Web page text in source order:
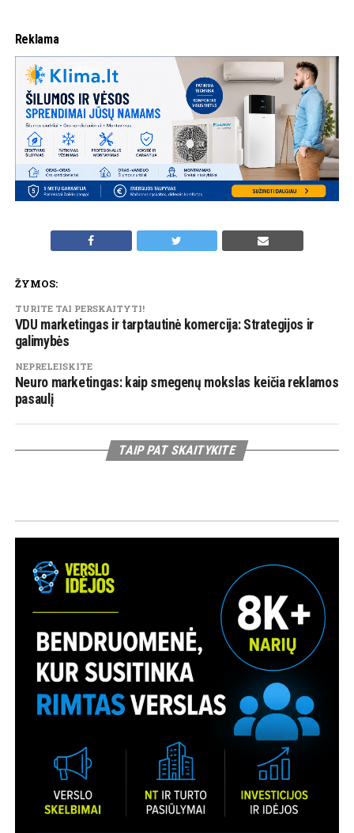
Reklama
ŽYMOS:
TURITE TAI PERSKAITYTI!
VDU marketingas ir tarptautinė komercija: Strategijos ir
galimybės
NEPRELEISKITE
Neuro marketingas: kaip smegenų mokslas keičia reklamos
pasaulį
TAIP PAT SKAITYKITE